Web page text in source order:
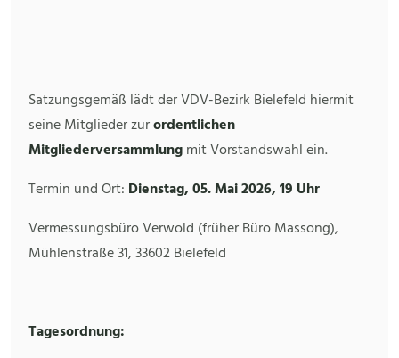
Satzungsgemäß lädt der VDV-Bezirk Bielefeld hiermit
seine Mitglieder zurordentlichen
Mitgliederversammlungmit Vorstandswahl ein.
Termin und Ort: Dienstag, 05. Mai 2026, 19 Uhr
Vermessungsbüro Verwold (früher Büro Massong),
Mühlenstraße 31, 33602 Bielefeld
Tagesordnung: